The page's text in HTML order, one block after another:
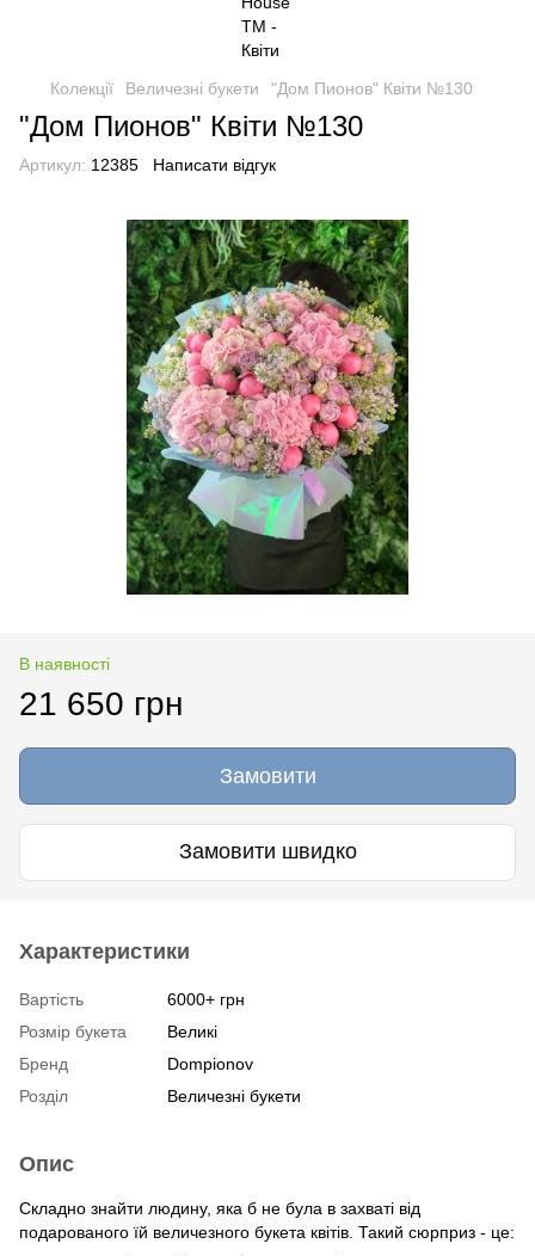
Колекції Величезні букети "Дом Пионов" Квіти №130
"Дом Пионов" Квіти №130
Артикул: 12385 Написати відгук
В наявності
21 650 грн
Замовити
Замовити швидко
Характеристики
Вартість
6000+ грн
Розмір букета
Великі
Бренд
Dompionov
Розділ
Величезні букети
Опис
Складно знайти людину, яка б не була в захваті від
подарованого їй величезного букета квітів. Такий сюрприз - це: